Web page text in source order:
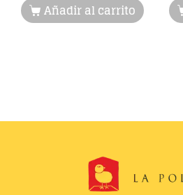
Añadir al carrito